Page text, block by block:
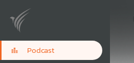
Podcast